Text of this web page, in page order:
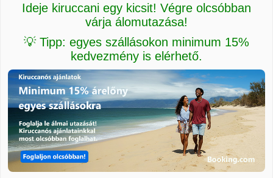
Ideje kiruccani egy kicsit! Végre olcsóbban
várja álomutazása!
💡 Tipp: egyes szállásokon minimum 15%
kedvezmény is elérhető.